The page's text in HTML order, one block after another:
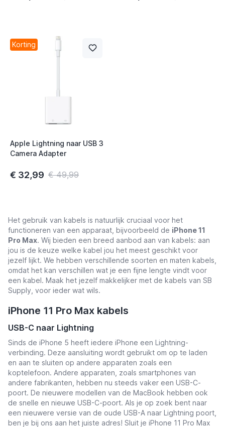
Korting
Apple Lightning naar USB 3
Camera Adapter
€ 32,99 € 49,99
Het gebruik van kabels is natuurlijk cruciaal voor het
functioneren van een apparaat, bijvoorbeeld de iPhone 11
Pro Max. Wij bieden een breed aanbod aan van kabels: aan
jou is de keuze welke kabel jou het meest geschikt voor
jezelf lijkt. We hebben verschillende soorten en maten kabels,
omdat het kan verschillen wat je een fijne lengte vindt voor
een kabel. Maak het jezelf makkelijker met de kabels van SB
Supply, voor ieder wat wils.
iPhone 11 Pro Max kabels
USB-C naar Lightning
Sinds de iPhone 5 heeft iedere iPhone een Lightning-
verbinding. Deze aansluiting wordt gebruikt om op te laden
en aan te sluiten op andere apparaten zoals een
koptelefoon. Andere apparaten, zoals smartphones van
andere fabrikanten, hebben nu steeds vaker een USB-C-
poort. De nieuwere modellen van de MacBook hebben ook
de snelle en nieuwe USB-C-poort. Als je op zoek bent naar
een nieuwere versie van de oude USB-A naar Lightning poort,
ben je bij ons aan het juiste adres! Sluit je iPhone 11 Pro Max